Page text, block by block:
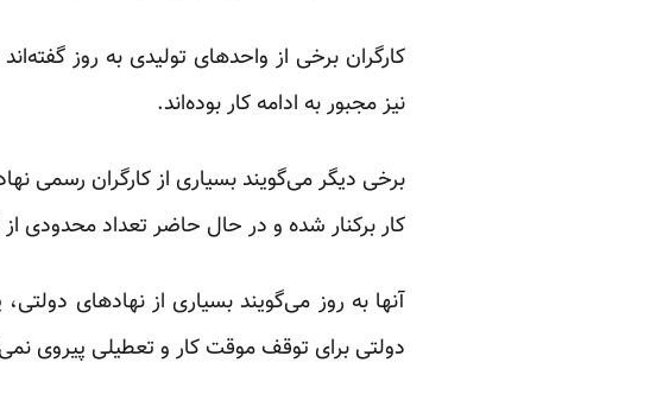
کارگران برخی از واحدهای تولیدی به روز
نیز مجبور به ادامه کار بوده‌اند.
برخی دیگر می‌گویند بسیاری از کارگران رسمی
کار برکنار شده و در حال حاضر تعداد محدودی
آنها به روز می‌گویند بسیاری از نهادهای
دولتی برای توقف موقت کار و تعطیلی پیروی